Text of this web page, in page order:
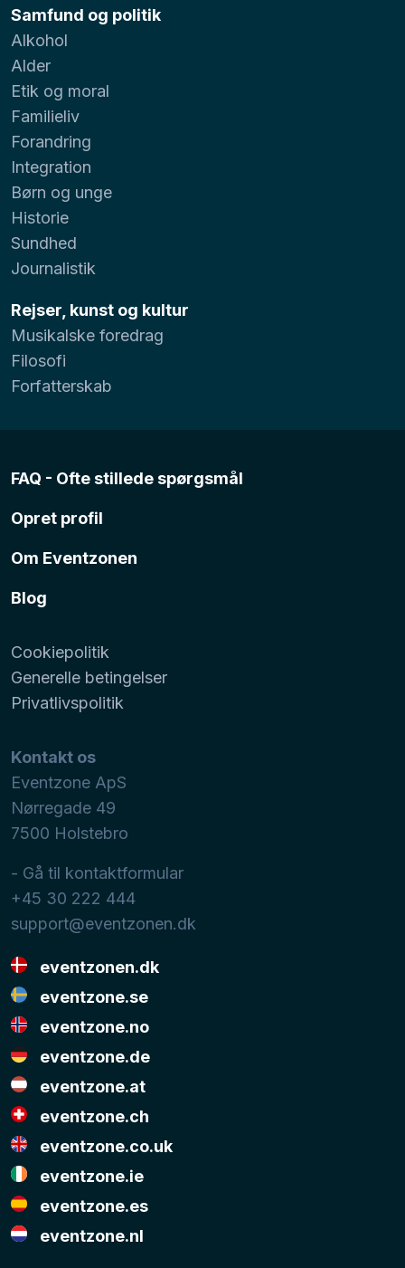
Samfund og politik
Alkohol
Alder
Etik og moral
Familieliv
Forandring
Integration
Børn og unge
Historie
Sundhed
Journalistik
Rejser, kunst og kultur
Musikalske foredrag
Filosofi
Forfatterskab
FAQ - Ofte stillede spørgsmål
Opret profil
Om Eventzonen
Blog
Cookiepolitik
Generelle betingelser
Privatlivspolitik
Kontakt os
Eventzone ApS
Nørregade 49
7500 Holstebro
- Gå til kontaktformular
+45 30 222 444
support@eventzonen.dk
eventzonen.dk
eventzone.se
eventzone.no
eventzone.de
eventzone.at
eventzone.ch
eventzone.co.uk
eventzone.ie
eventzone.es
eventzone.nl